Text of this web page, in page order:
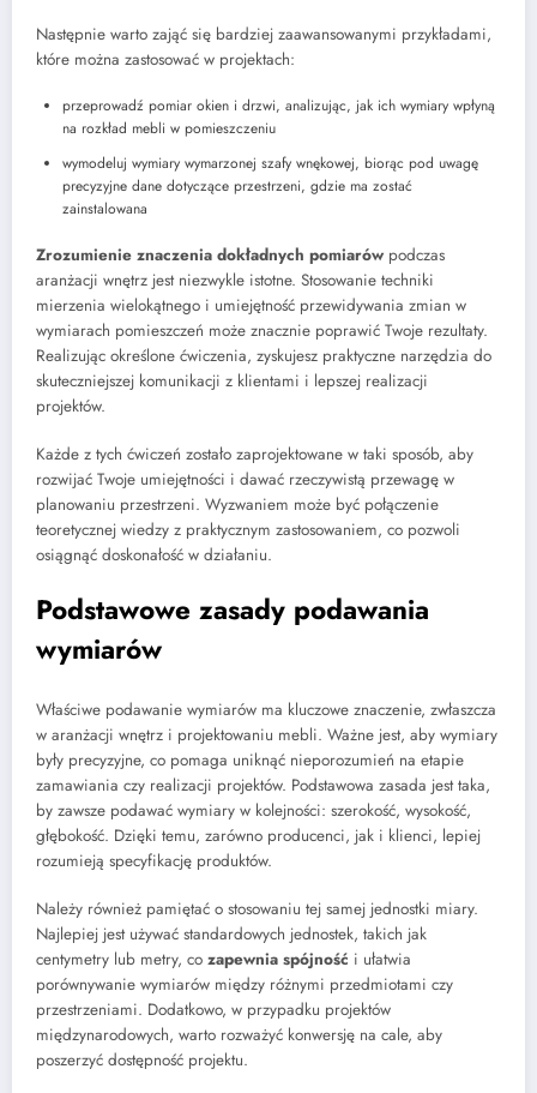
Następnie warto zająć się bardziej zaawansowanymi przykładami,
które można zastosować w projektach:
przeprowadź pomiar okien i drzwi, analizując, jak ich wymiary wpłyną
na rozkład mebli w pomieszczeniu
wymodeluj wymiary wymarzonej szafy wnękowej, biorąc pod uwagę
precyzyjne dane dotyczące przestrzeni, gdzie ma zostać
zainstalowana
Zrozumienie znaczenia dokładnych pomiarów podczas
aranżacji wnętrz jest niezwykle istotne. Stosowanie techniki
mierzenia wielokątnego i umiejętność przewidywania zmian w
wymiarach pomieszczeń może znacznie poprawić Twoje rezultaty.
Realizując określone ćwiczenia, zyskujesz praktyczne narzędzia do
skuteczniejszej komunikacji z klientami i lepszej realizacji
projektów.
Każde z tych ćwiczeń zostało zaprojektowane w taki sposób, aby
rozwijać Twoje umiejętności i dawać rzeczywistą przewagę w
planowaniu przestrzeni. Wyzwaniem może być połączenie
teoretycznej wiedzy z praktycznym zastosowaniem, co pozwoli
osiągnąć doskonałość w działaniu.
Podstawowe zasady podawania
wymiarów
Właściwe podawanie wymiarów ma kluczowe znaczenie, zwłaszcza
w aranżacji wnętrz i projektowaniu mebli. Ważne jest, aby wymiary
były precyzyjne, co pomaga uniknąć nieporozumień na etapie
zamawiania czy realizacji projektów. Podstawowa zasada jest taka,
by zawsze podawać wymiary w kolejności: szerokość, wysokość,
głębokość. Dzięki temu, zarówno producenci, jak i klienci, lepiej
rozumieją specyfikację produktów.
Należy również pamiętać o stosowaniu tej samej jednostki miary.
Najlepiej jest używać standardowych jednostek, takich jak
centymetry lub metry, co zapewnia spójność i ułatwia
porównywanie wymiarów między różnymi przedmiotami czy
przestrzeniami. Dodatkowo, w przypadku projektów
międzynarodowych, warto rozważyć konwersję na cale, aby
poszerzyć dostępność projektu.